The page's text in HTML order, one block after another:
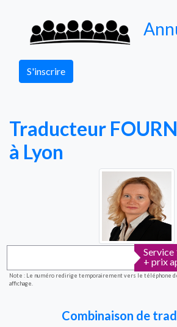
S'inscrire
Traducteur
à Lyon
Service
+ prix
Note : Le numéro redirige temporairement vers le téléphone
affichage.
Combinaison de